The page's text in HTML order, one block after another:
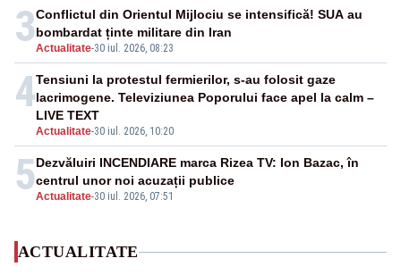
3Actualitate-30 iul. 2026, 08:23
Conflictul din Orientul Mijlociu se intensifică! SUA au
bombardat ținte militare din Iran
4
Actualitate-30 iul. 2026, 10:20
Tensiuni la protestul fermierilor, s-au folosit gaze
lacrimogene. Televiziunea Poporului face apel la calm –
LIVE TEXT
5Actualitate-30 iul. 2026, 07:51
Dezvăluiri INCENDIARE marca Rizea TV: Ion Bazac, în
centrul unor noi acuzații publice
ACTUALITATE